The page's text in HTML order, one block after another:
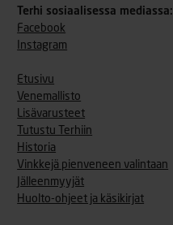
Terhi sosiaalisessa mediassa:
Facebook
Instagram
Etusivu
Venemallisto
Lisävarusteet
Tutustu Terhiin
Historia
Vinkkejä pienveneen valintaan
Jälleenmyyjät
Huolto-ohjeet ja käsikirjat